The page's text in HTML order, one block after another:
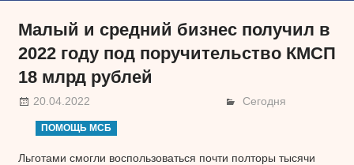
Малый и средний бизнес получил в
2022 году под поручительство КМСП
18 млрд рублей
20.04.2022 Сегодня
ПОМОЩЬ МСБ
Льготами смогли воспользоваться почти полторы тысячи